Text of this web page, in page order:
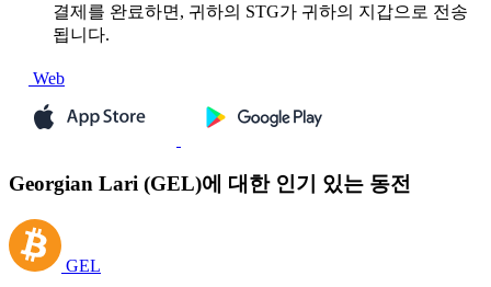
결제를 완료하면, 귀하의 STG가 귀하의 지갑으로 전송
됩니다.
Web
Georgian Lari (GEL)에 대한 인기 있는 동전
GEL